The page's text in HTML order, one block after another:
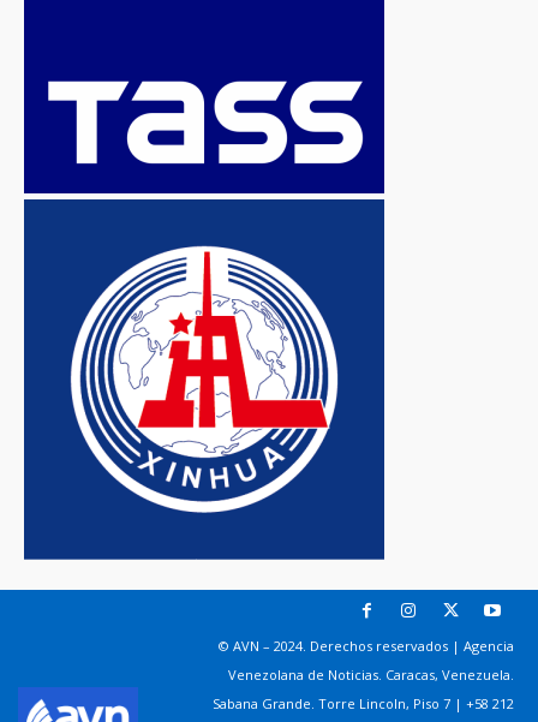
© AVN – 2024. Derechos reservados | Agencia
Venezolana de Noticias. Caracas, Venezuela.
Sabana Grande. Torre Lincoln, Piso 7 | +58 212